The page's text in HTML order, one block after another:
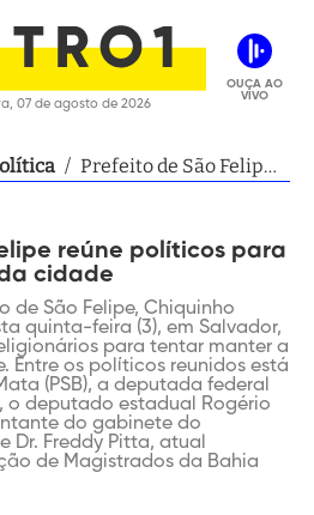
07 de agosto de 2026
OUÇA AO
VIVO
/ Prefeito de São Felipe
cidade
reúne políticos para
cidade
de São Felipe, Chiquinho
quinta-feira (3), em Salvador,
para tentar manter a
Entre os políticos reunidos está
(PSB), a deputada federal
o deputado estadual Rogério
do gabinete do
Dr. Freddy Pitta, atual
de Magistrados da Bahia